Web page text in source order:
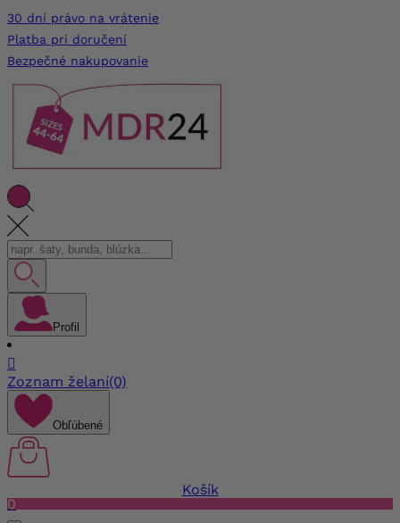
30 dní právo na vrátenie
Platba pri doručení
Bezpečné nakupovanie
Profil

Zoznam želaní(0)
Obľúbené
Košík
0